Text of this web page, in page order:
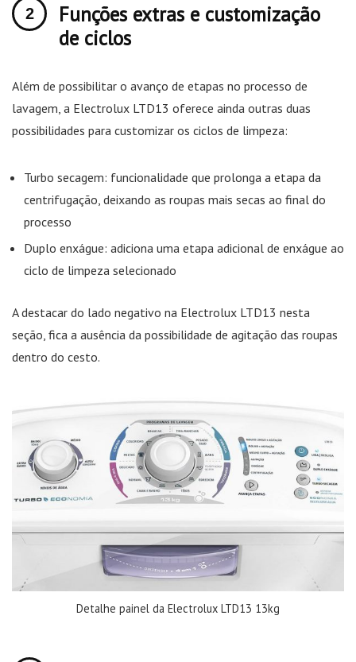
Funções extras e customização
de ciclos
Além de possibilitar o avanço de etapas no processo de
lavagem, a Electrolux LTD13 oferece ainda outras duas
possibilidades para customizar os ciclos de limpeza:
Turbo secagem: funcionalidade que prolonga a etapa da
centrifugação, deixando as roupas mais secas ao final do
processo
Duplo enxágue: adiciona uma etapa adicional de enxágue ao
ciclo de limpeza selecionado
A destacar do lado negativo na Electrolux LTD13 nesta
seção, fica a ausência da possibilidade de agitação das roupas
dentro do cesto.
Detalhe painel da Electrolux LTD13 13kg